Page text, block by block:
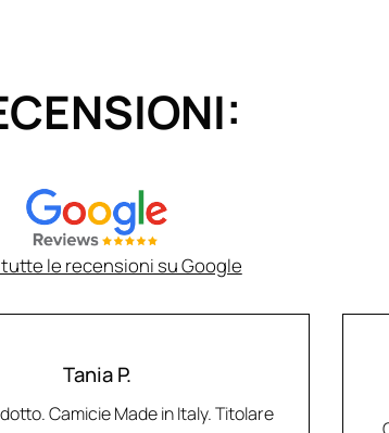
le recensioni su Google
Tania P.
Camicie Made in Italy. Titolare